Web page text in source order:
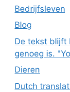
Bedrijfsleven
Blog
De tekst blijft
genoeg is.
Dieren
Dutch